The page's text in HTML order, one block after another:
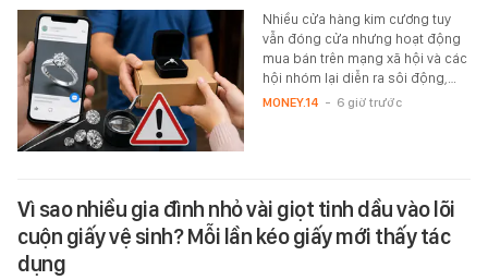
Nhiều cửa hàng kim cương tuy
vẫn đóng cửa nhưng hoạt động
mua bán trên mạng xã hội và các
hội nhóm lại diễn ra sôi động,…
MONEY.14 - 6 giờ trước
Vì sao nhiều gia đình nhỏ vài giọt tinh dầu vào lõi
cuộn giấy vệ sinh? Mỗi lần kéo giấy mới thấy tác
dụng